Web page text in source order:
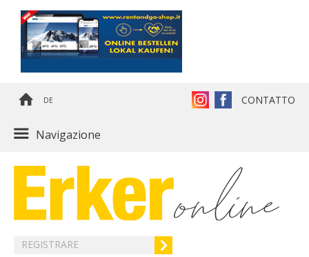
DE CONTATTO
Navigazione
REGISTRARE